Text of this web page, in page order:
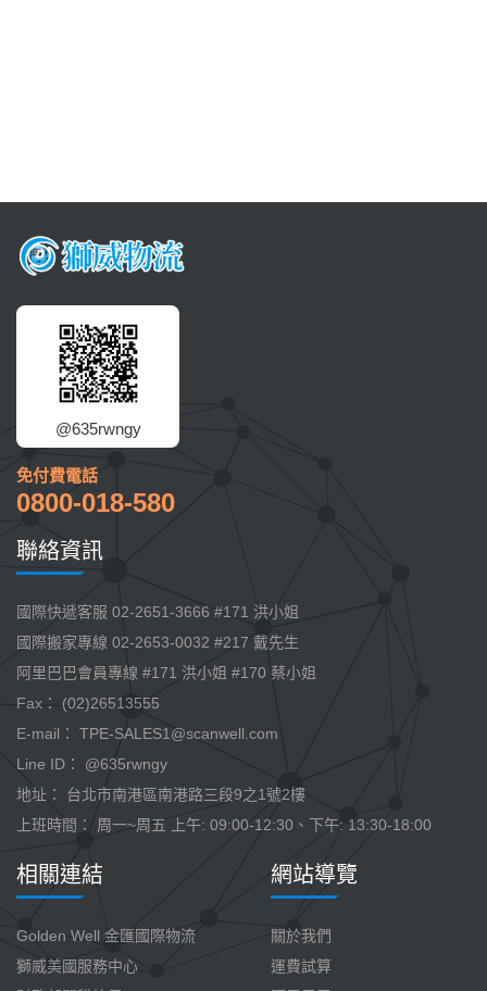
@635rwngy
免付費電話
0800-018-580
聯絡資訊
國際快遞客服 02-2651-3666 #171 洪小姐
國際搬家專線 02-2653-0032 #217 戴先生
阿里巴巴會員專線 #171 洪小姐 #170 蔡小姐
Fax： (02)26513555
E-mail： TPE-SALES1@scanwell.com
Line ID： @635rwngy
地址： 台北市南港區南港路三段9之1號2樓
上班時間： 周一~周五 上午: 09:00-12:30、下午: 13:30-18:00
相關連結
Golden Well 金匯國際物流
獅威美國服務中心
網站導覽
關於我們
運費試算